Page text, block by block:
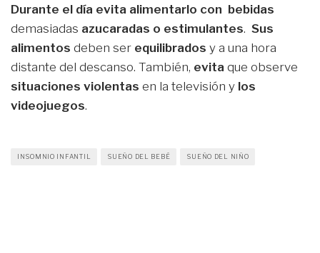
Durante el día evita alimentarlo con bebidas
demasiadas azucaradas o estimulantes. Sus
alimentos deben ser equilibrados y a una hora
distante del descanso. También, evita que observe
situaciones violentas en la televisión y los
videojuegos.
INSOMNIO INFANTIL SUEÑO DEL BEBÉ SUEÑO DEL NIÑO